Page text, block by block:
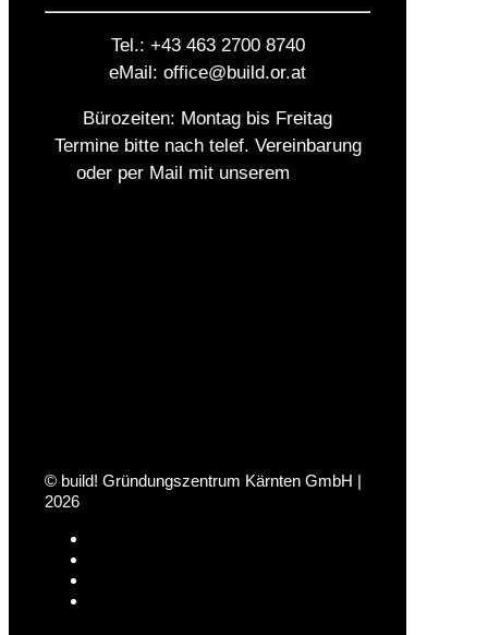
Tel.: +43 463 2700 8740
eMail: office@build.or.at
Bürozeiten: Montag bis Freitag
Termine bitte nach telef. Vereinbarung
oder per Mail mit unserem
© build! Gründungszentrum Kärnten GmbH |
2026